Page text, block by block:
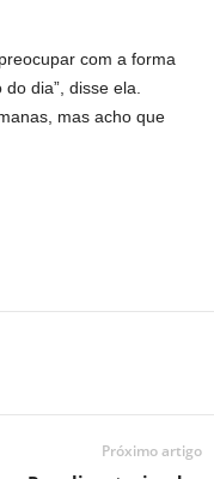
com a forma
dia”, disse ela.
mas acho que
Próximo artigo